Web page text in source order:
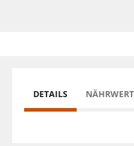
DETAILS